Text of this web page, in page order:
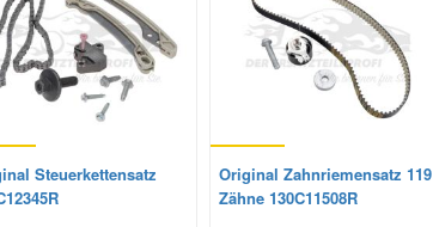
Steuerkettensatz
Original Zahnriemensatz 119
Zähne 130C11508R